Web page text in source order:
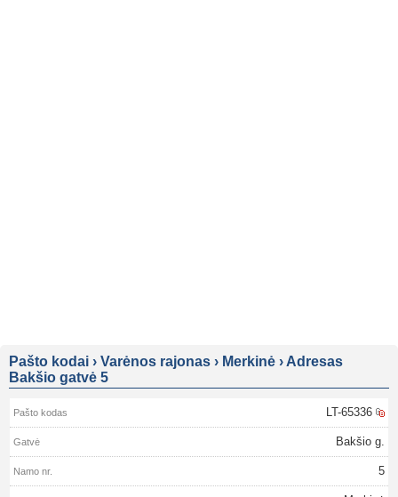
Pašto kodai › Varėnos rajonas › Merkinė › Adresas
Bakšio gatvė 5
LT-65336
Bakšio g.
5